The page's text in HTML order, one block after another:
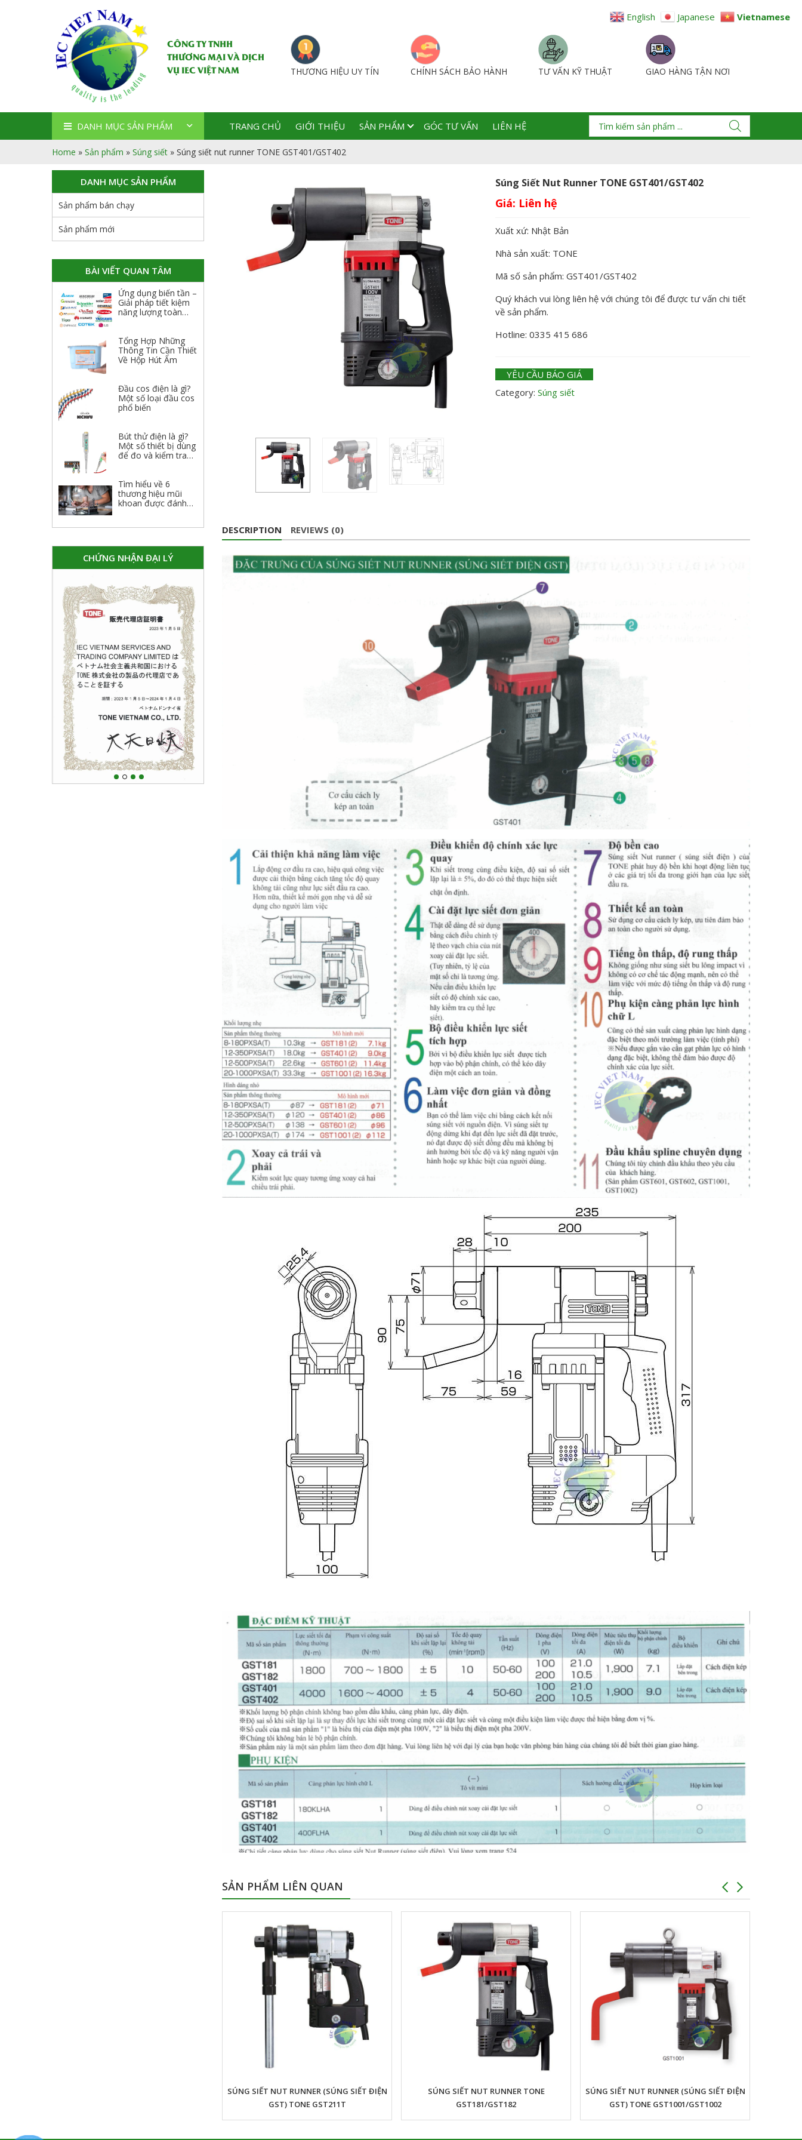
CÔNG TY TNHH
THƯƠNG MẠI VÀ DỊCH
VỤ IEC VIỆT NAM
THƯƠNG HIỆU UY TÍN CHÍNH SÁCH BẢO HÀNH TƯ VẤN KỸ THUẬT GIAO HÀNG TẬN NƠI
DANH MỤC SẢN PHẨM TRANG CHỦ GIỚI THIỆU SẢN PHẨM GÓC TƯ VẤN LIÊN HỆ
Home » Sản phẩm » Súng siết » Súng siết nut runner TONE GST401/GST402
Súng Siết Nut Runner TONE GST401/GST402
Giá:
Xuất xứ: Nhật Bản
Nhà sản xuất: TONE
Mã số sản phẩm: GST401/GST402
Quý khách vui lòng liên hệ với chúng tôi để được tư vấn chi tiết
về sản phẩm.
Hotline: 0335 415 686
YÊU CẦU BÁO GIÁ
Category: Súng siết
DESCRIPTION REVIEWS (0)
SẢN PHẨM LIÊN QUAN
SÚNG SIẾT NUT RUNNER (SÚNG SIẾT ĐIỆN
GST) TONE GST211T
SÚNG SIẾT NUT RUNNER TONE
GST181/GST182
SÚNG SIẾT NUT RUNNER (SÚNG SIẾT ĐIỆN
GST) TONE GST1001/GST1002
DANH MỤC SẢN PHẨM
Sản phẩm bán chạy
Sản phẩm mới
BÀI VIẾT QUAN TÂM
Ứng dụng biến tần –
Giải pháp tiết kiệm
năng lượng toàn
Tổng Hợp Những
Thông Tin Cần Thiết
Về Hộp Hút Ẩm
Đầu cos điện là gì?
Một số loại đầu cos
phổ biến
Bút thử điện là gì?
Một số thiết bị dùng
để đo và kiểm tra
Tìm hiểu về 6
thương hiệu mũi
khoan được đánh
CHỨNG NHẬN ĐẠI LÝ
English Japanese Vietnamese